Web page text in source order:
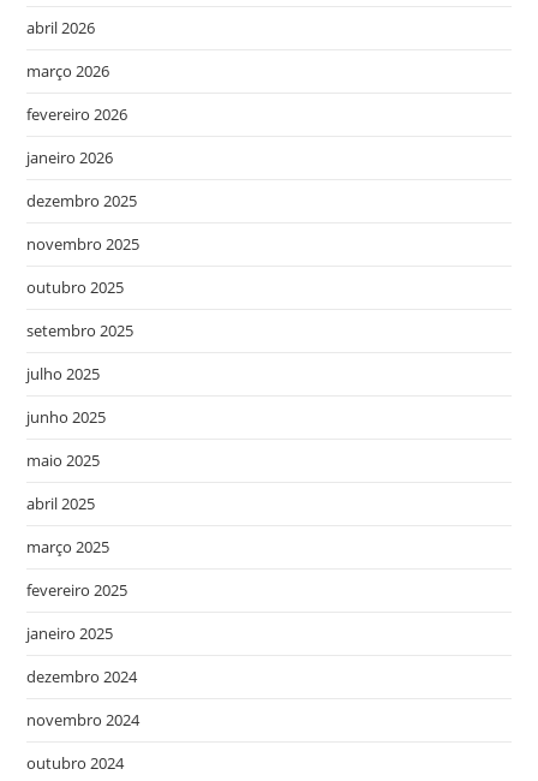
abril 2026
março 2026
fevereiro 2026
janeiro 2026
dezembro 2025
novembro 2025
outubro 2025
setembro 2025
julho 2025
junho 2025
maio 2025
abril 2025
março 2025
fevereiro 2025
janeiro 2025
dezembro 2024
novembro 2024
outubro 2024